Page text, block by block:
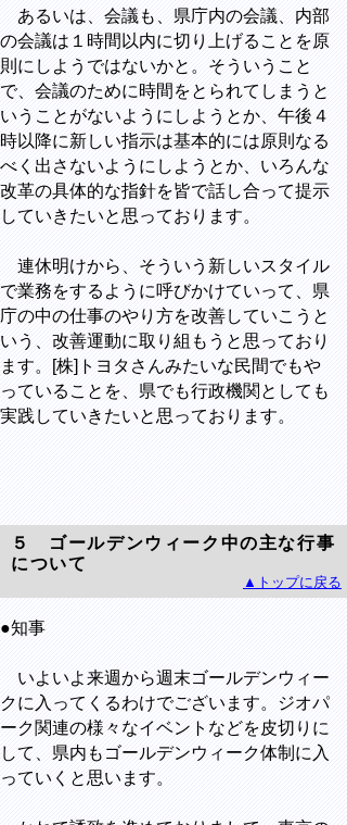
あるいは、会議も、県庁内の会議、内部
の会議は１時間以内に切り上げることを原
則にしようではないかと。そういうこと
で、会議のために時間をとられてしまうと
いうことがないようにしようとか、午後４
時以降に新しい指示は基本的には原則なる
べく出さないようにしようとか、いろんな
改革の具体的な指針を皆で話し合って提示
していきたいと思っております。
連休明けから、そういう新しいスタイル
で業務をするように呼びかけていって、県
庁の中の仕事のやり方を改善していこうと
いう、改善運動に取り組もうと思っており
ます。[株]トヨタさんみたいな民間でもや
っていることを、県でも行政機関としても
実践していきたいと思っております。
５ ゴールデンウィーク中の主な行事
について
▲トップに戻る
●知事
いよいよ来週から週末ゴールデンウィー
クに入ってくるわけでございます。ジオパ
ーク関連の様々なイベントなどを皮切りに
して、県内もゴールデンウィーク体制に入
っていくと思います。